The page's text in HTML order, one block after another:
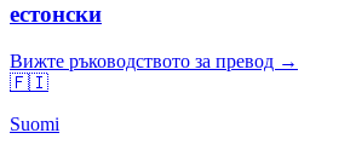
естонски
Вижте ръководството за превод →
🇫🇮
Suomi